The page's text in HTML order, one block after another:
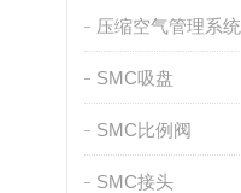
压缩空气管理系统
SMC吸盘
SMC比例阀
SMC接头